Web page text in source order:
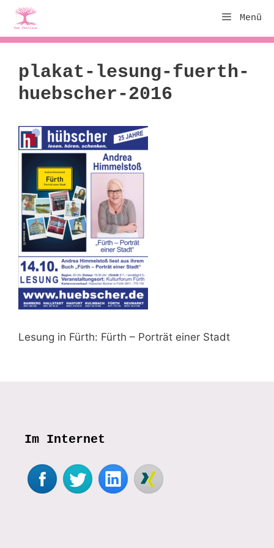
Zum
Inhalt
springen
Menü
plakat-lesung-fuerth-
huebscher-2016
Lesung in Fürth: Fürth – Porträt einer Stadt
Im Internet